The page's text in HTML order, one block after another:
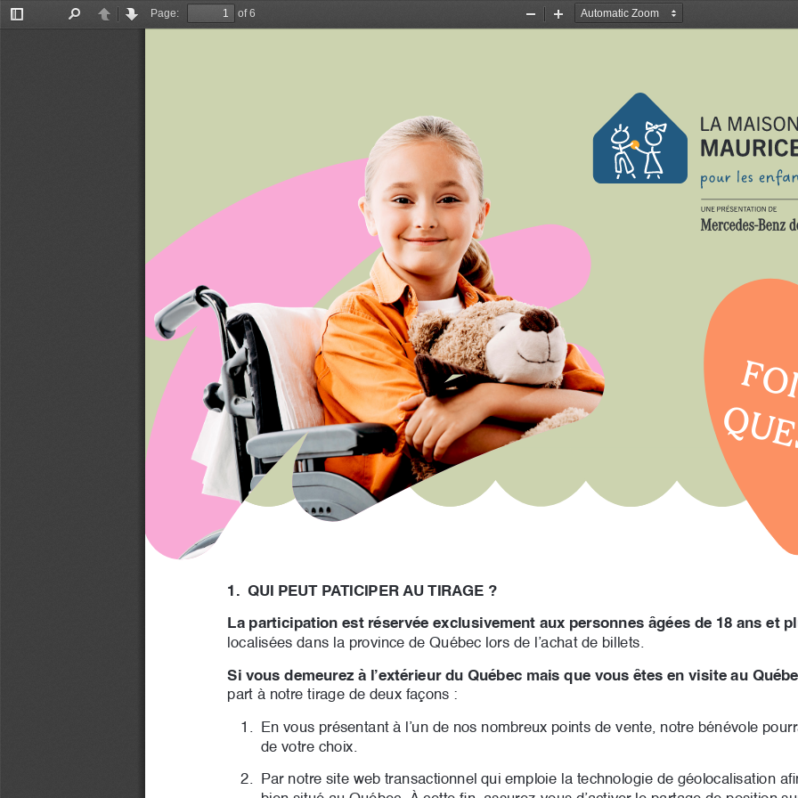
Toggle
PreviousNext
Page:
of 6
Zoom
Zoom
1. QUI PEUT PATICIPER AU TIRAGE ?
La participation est réservée exclusivement aux personnes âgées de 18 ans et
localisées dans la province de Québec lors de l’achat de billets.
Si vous demeurez à l’extérieur du Québec mais que vous êtes en visite au
part à notre tirage de deux façons :
1. En vous présentant à l’un de nos nombreux points de vente, notre bénévole
de votre choix.
2.
Par notre site web transactionnel qui emploie la technologie de géolocalisation